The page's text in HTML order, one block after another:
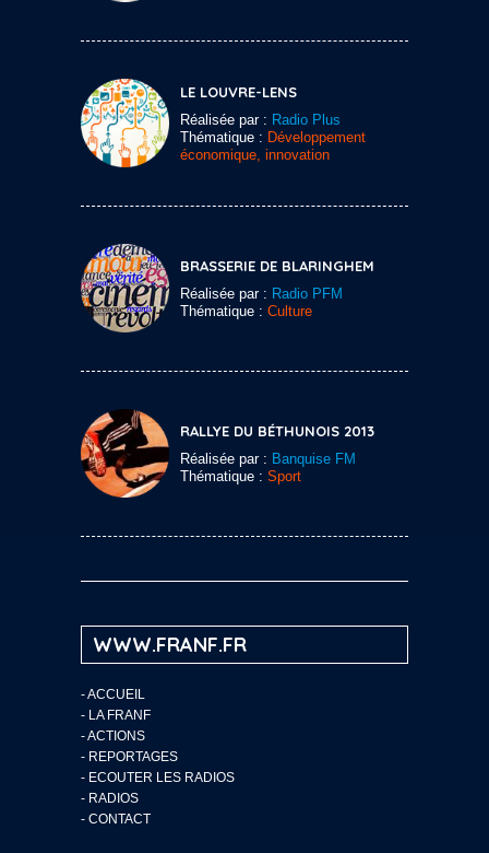
LE LOUVRE-LENS
Réalisée par : Radio Plus
Thématique : Développement
économique, innovation
BRASSERIE DE BLARINGHEM
Réalisée par : Radio PFM
Thématique : Culture
RALLYE DU BÉTHUNOIS 2013
Réalisée par : Banquise FM
Thématique : Sport
WWW.FRANF.FR
-ACCUEIL
- LA FRANF
-ACTIONS
- REPORTAGES
- ECOUTER LES RADIOS
- RADIOS
- CONTACT